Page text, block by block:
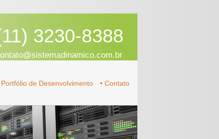
3230-8388
Portfólio de Desenvolvimento • Contato